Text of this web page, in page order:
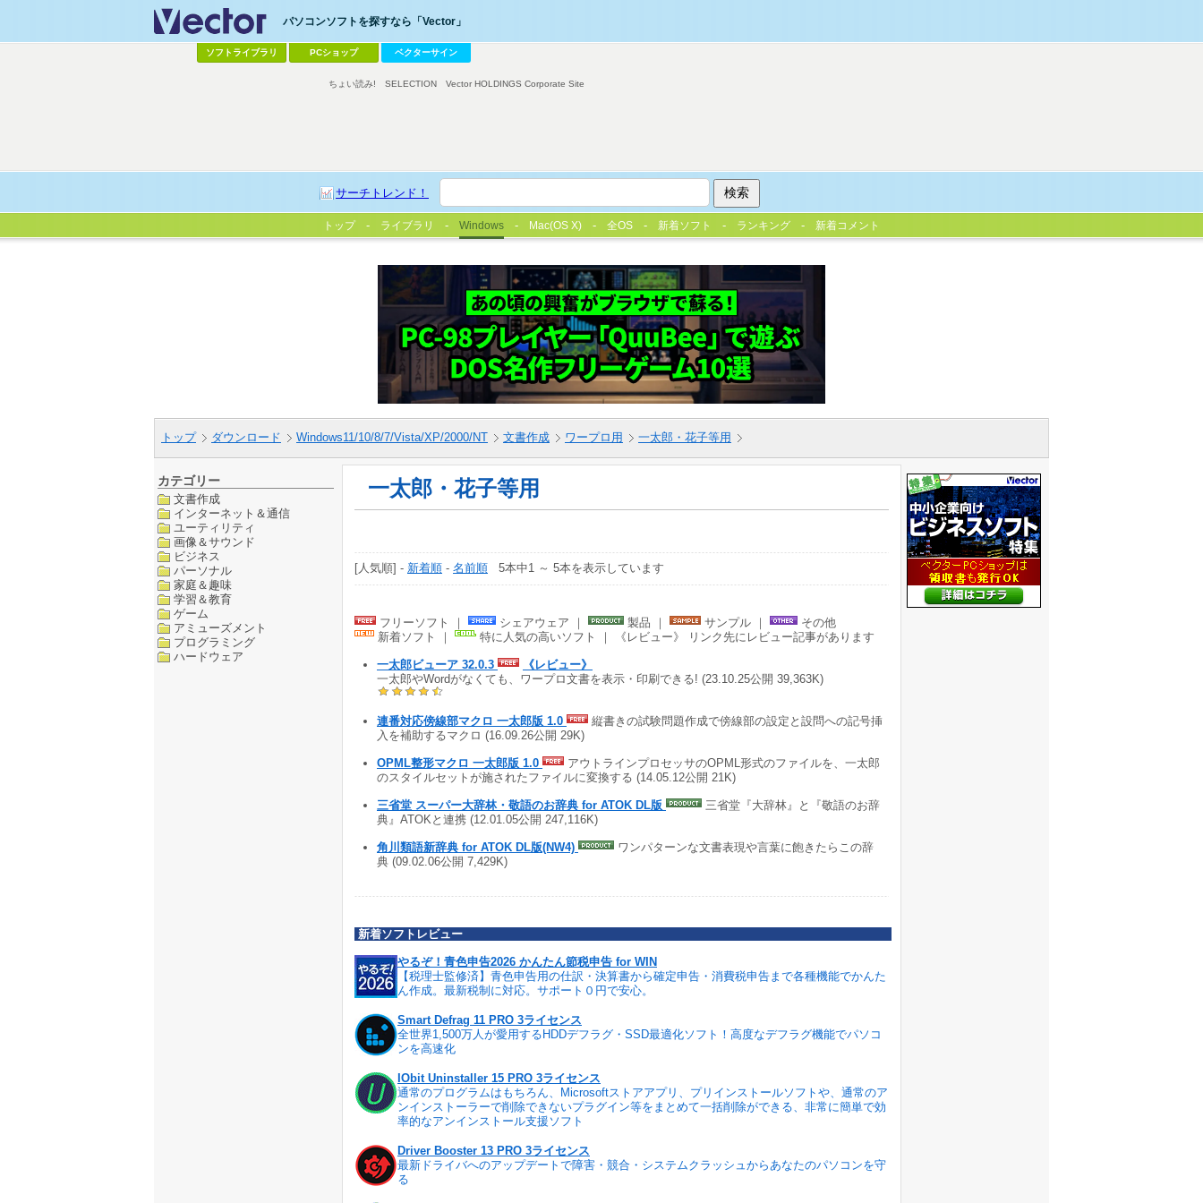
パソコンソフトを探すなら「Vector」
ソフトライブラリ PCショップ ベクターサイン
サーチトレンド！
ちょい読み! SELECTION Vector HOLDINGS Corporate Site
トップ ライブラリ Windows Mac(OS X) 全OS 新着ソフト ランキング 新着コメント
トップ ダウンロード Windows11/10/8/7/Vista/XP/2000/NT 文書作成 ワープロ用 一太郎・花子等用
カテゴリー
文書作成
インターネット＆通信
ユーティリティ
画像＆サウンド
ビジネス
パーソナル
家庭＆趣味
学習＆教育
ゲーム
アミューズメント
プログラミング
ハードウェア
一太郎・花子等用
[人気順] - 新着順 - 名前順 5本中1 ～ 5本を表示しています
フリーソフト ｜ シェアウェア ｜ 製品 ｜ サンプル ｜
その他
新着ソフト ｜
特に人気の高いソフト ｜ 《レビュー》 リンク先にレビュー記事があります
一太郎ビューア 32.0.3
《レビュー》
一太郎やWordがなくても、ワープロ文書を表示・印刷できる! (23.10.25公開 39,363K)
連番対応傍線部マクロ 一太郎版 1.0
縦書きの試験問題作成で傍線部の設定と設問への記号挿
入を補助するマクロ (16.09.26公開 29K)
OPML整形マクロ 一太郎版 1.0
アウトラインプロセッサのOPML形式のファイルを、一太郎
のスタイルセットが施されたファイルに変換する (14.05.12公開 21K)
三省堂 スーパー大辞林・敬語のお辞典 for ATOK DL版
三省堂『大辞林』と『敬語のお辞
典』ATOKと連携 (12.01.05公開 247,116K)
角川類語新辞典 for ATOK DL版(NW4)
ワンパターンな文書表現や言葉に飽きたらこの辞
典 (09.02.06公開 7,429K)
新着ソフトレビュー
やるぞ！青色申告2026 かんたん節税申告 for WIN
【税理士監修済】青色申告用の仕訳・決算書から確定申告・消費税申告まで各種機能でかんた
ん作成。最新税制に対応。サポート０円で安心。
Smart Defrag 11 PRO 3ライセンス
全世界1,500万人が愛用するHDDデフラグ・SSD最適化ソフト！高度なデフラグ機能でパソコ
ンを高速化
IObit Uninstaller 15 PRO 3ライセンス
通常のプログラムはもちろん、Microsoftストアアプリ、プリインストールソフトや、通常のア
ンインストーラーで削除できないプラグイン等をまとめて一括削除ができる、非常に簡単で効
率的なアンインストール支援ソフト
Driver Booster 13 PRO 3ライセンス
最新ドライバへのアップデートで障害・競合・システムクラッシュからあなたのパソコンを守
る